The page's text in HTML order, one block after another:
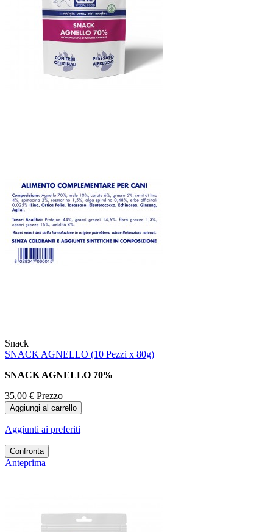
Snack
SNACK AGNELLO (10 Pezzi x 80g)
SNACK AGNELLO 70%
35,00 € Prezzo
Aggiungi al carrello
Aggiunti ai preferiti
Confronta
Anteprima